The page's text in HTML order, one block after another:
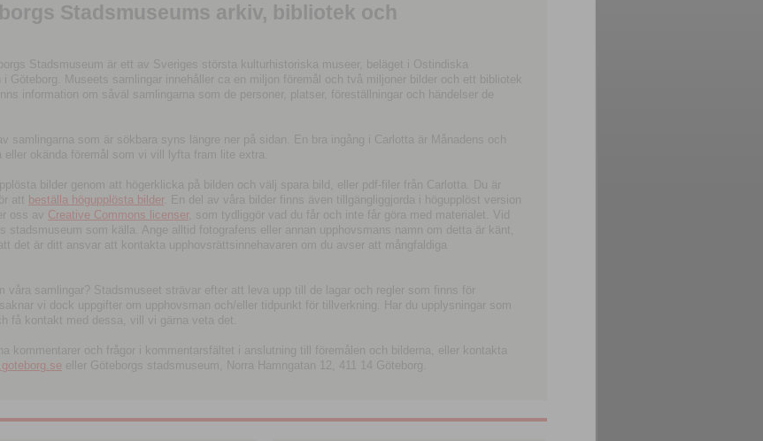
Stadsmuseums arkiv, bibliotek och
Stadsmuseum är ett av Sveriges största kulturhistoriska museer, beläget i Ostindiska
i Göteborg. Museets samlingar innehåller ca en miljon föremål och två miljoner bilder och ett bibliotek
information om såväl samlingarna som de personer, platser, föreställningar och händelser de
samlingarna som är sökbara syns längre ner på sidan. En bra ingång i Carlotta är Månadens och
okända föremål som vi vill lyfta fram lite extra.
bilder genom att högerklicka på bilden och välj spara bild, eller pdf-filer från Carlotta. Du är
att
beställa högupplösta bilder. En del av våra bilder finns även tillgängliggjorda i högupplöst version
oss av Creative Commons licenser, som tydliggör vad du får och inte får göra med materialet. Vid
stadsmuseum som källa. Ange alltid fotografens eller annan upphovsmans namn om detta är känt,
det är ditt ansvar att kontakta upphovsrättsinnehavaren om du avser att mångfaldiga
våra samlingar? Stadsmuseet strävar efter att leva upp till de lagar och regler som finns för
vi dock uppgifter om upphovsman och/eller tidpunkt för tillverkning. Har du upplysningar som
få kontakt med dessa, vill vi gärna veta det.
kommentarer och frågor i kommentarsfältet i anslutning till föremålen och bilderna, eller kontakta
eller Göteborgs stadsmuseum, Norra Hamngatan 12, 411 14 Göteborg.